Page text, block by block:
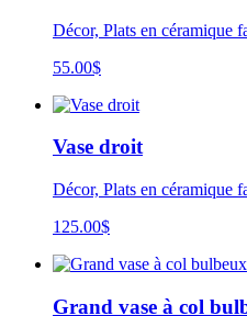
Décor, Plats en céramique
55.00$
Vase droit
Décor, Plats en céramique
125.00$
Grand vase à col